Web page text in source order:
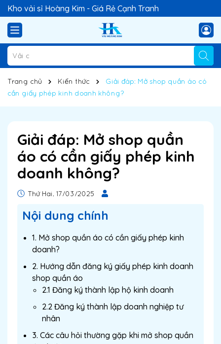
Kho vải sỉ Hoàng Kim - Giá Rẻ Cạnh Tranh
Trang chủ Kiến thức
Giải đáp: Mở shop quần áo có
cần giấy phép kinh doanh không?
Giải đáp: Mở shop quần
áo có cần giấy phép kinh
doanh không?
Thứ Hai, 17/03/2025
Nội dung chính
1. Mở shop quần áo có cần giấy phép kinh
doanh?
2. Hướng dẫn đăng ký giấy phép kinh doanh
shop quần áo
2.1 Đăng ký thành lập hộ kinh doanh
2.2 Đăng ký thành lập doanh nghiệp tư
nhân
3. Các câu hỏi thường gặp khi mở shop quần